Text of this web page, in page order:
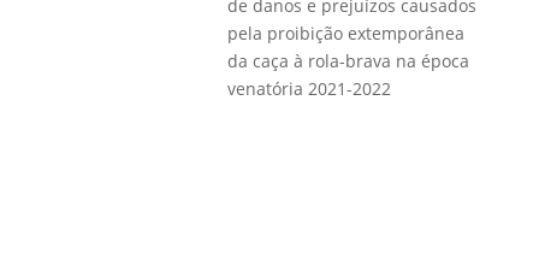
de danos e prejuízos causados
pela proibição extemporânea
da caça à rola-brava na época
venatória 2021-2022